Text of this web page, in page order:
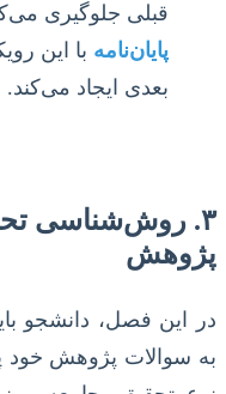
قبلی جلوگیری
پایان‌نامه با این
بعدی ایجاد می‌کند.
۳. روش‌شناسی
پژوهش
در این فصل، دانشجو
به سوالات پژوهش خود